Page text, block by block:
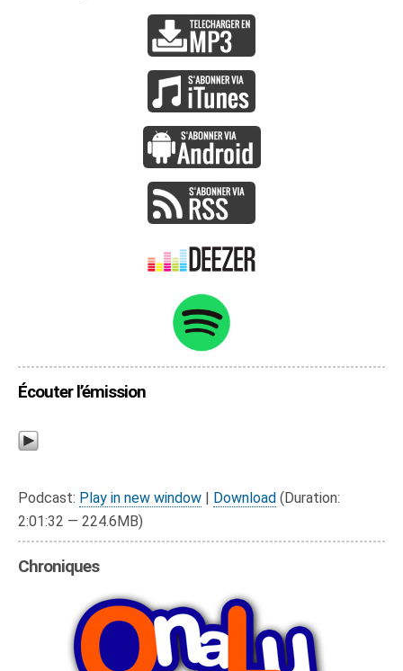
Écouter l’émission
Podcast: Play in new window Download (Duration:
2:01:32 — 224.6MB)
Chroniques